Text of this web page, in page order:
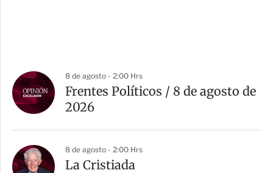
8 de agosto - 2:00 Hrs
Frentes Políticos / 8 de agosto de
2026
8 de agosto - 2:00 Hrs
La Cristiada